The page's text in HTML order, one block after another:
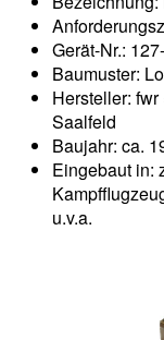
Gerät-Nr.:
Baumuster:
Hersteller:
Saalfeld
Baujahr: ca.
Eingebaut in:
u.v.a.